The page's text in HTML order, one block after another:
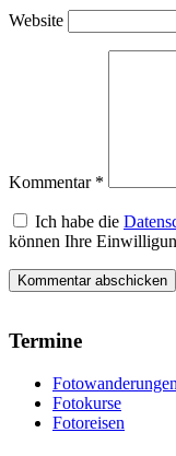
Website
Kommentar *
Ich habe die
können Ihre
Termine
Fotowanderungen
Fotokurse
Fotoreisen